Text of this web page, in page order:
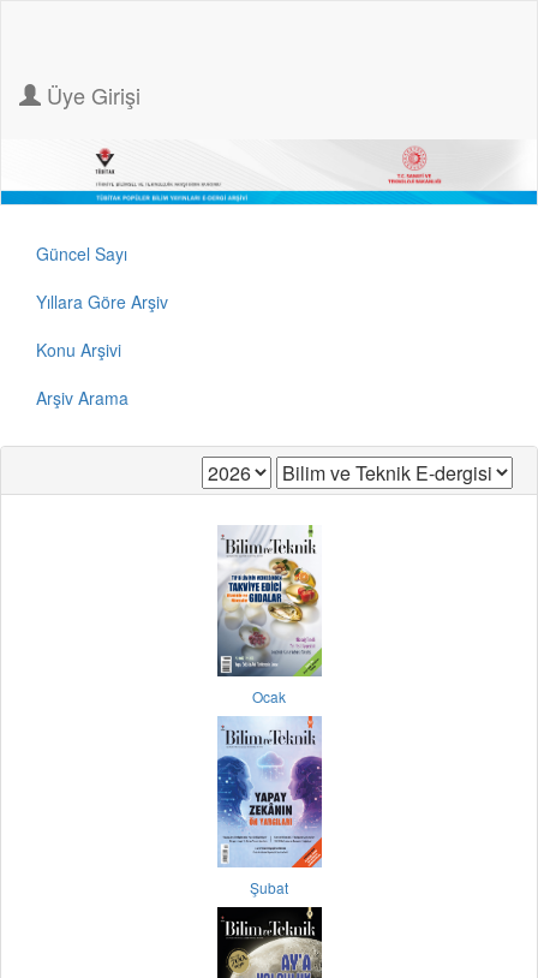
Üye Girişi
Güncel Sayı
Yıllara Göre Arşiv
Konu Arşivi
Arşiv Arama
Ocak
Şubat